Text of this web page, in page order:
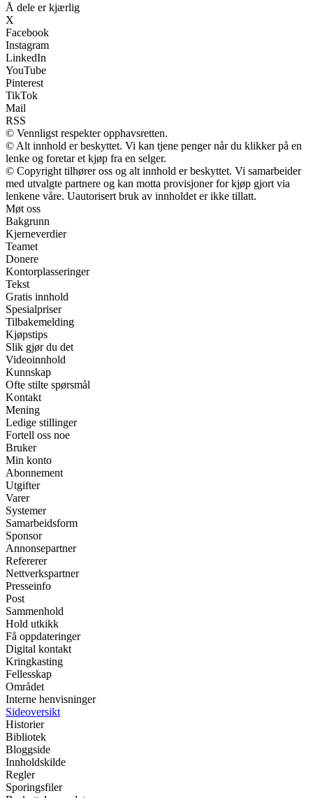
Å dele er kjærlig
X
Facebook
Instagram
LinkedIn
YouTube
Pinterest
TikTok
Mail
RSS
© Vennligst respekter opphavsretten.
© Alt innhold er beskyttet. Vi kan tjene penger når du klikker på en
lenke og foretar et kjøp fra en selger.
© Copyright tilhører oss og alt innhold er beskyttet. Vi samarbeider
med utvalgte partnere og kan motta provisjoner for kjøp gjort via
lenkene våre. Uautorisert bruk av innholdet er ikke tillatt.
Møt oss
Bakgrunn
Kjerneverdier
Teamet
Donere
Kontorplasseringer
Tekst
Gratis innhold
Spesialpriser
Tilbakemelding
Kjøpstips
Slik gjør du det
Videoinnhold
Kunnskap
Ofte stilte spørsmål
Kontakt
Mening
Ledige stillinger
Fortell oss noe
Bruker
Min konto
Abonnement
Utgifter
Varer
Systemer
Samarbeidsform
Sponsor
Annonsepartner
Refererer
Nettverkspartner
Presseinfo
Post
Sammenhold
Hold utkikk
Få oppdateringer
Digital kontakt
Kringkasting
Fellesskap
Området
Interne henvisninger
Sideoversikt
Historier
Bibliotek
Bloggside
Innholdskilde
Regler
Sporingsfiler